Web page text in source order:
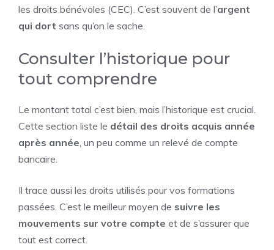
les droits bénévoles (CEC). C’est souvent de l’argent
qui dort sans qu’on le sache.
Consulter l’historique pour
tout comprendre
Le montant total c’est bien, mais l’historique est crucial.
Cette section liste le détail des droits acquis année
après année, un peu comme un relevé de compte
bancaire.
Il trace aussi les droits utilisés pour vos formations
passées. C’est le meilleur moyen de suivre les
mouvements sur votre compte et de s’assurer que
tout est correct.